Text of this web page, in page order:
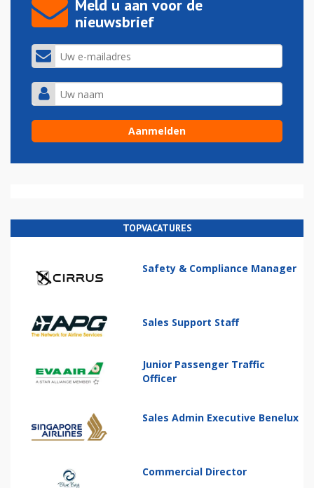
Meld u aan voor de
nieuwsbrief
TOPVACATURES
Safety & Compliance Manager
Sales Support Staff
Junior Passenger Traffic
Officer
Sales Admin Executive Benelux
Commercial Director